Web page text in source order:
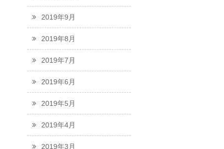
2019年9月
2019年8月
2019年7月
2019年6月
2019年5月
2019年4月
2019年3月